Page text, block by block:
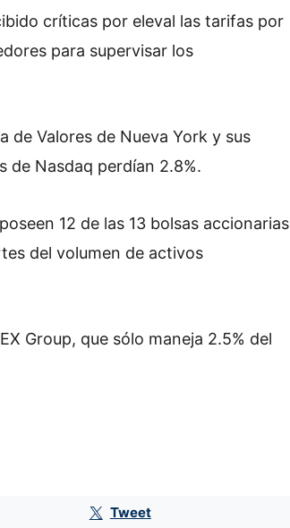
críticas por eleval las tarifas por
para supervisar los
de Valores de Nueva York y sus
de Nasdaq perdían 2.8%.
12 de las 13 bolsas accionarias
del volumen de activos
Group, que sólo maneja 2.5% del
Tweet
avanza en deslite de BMV; solicita